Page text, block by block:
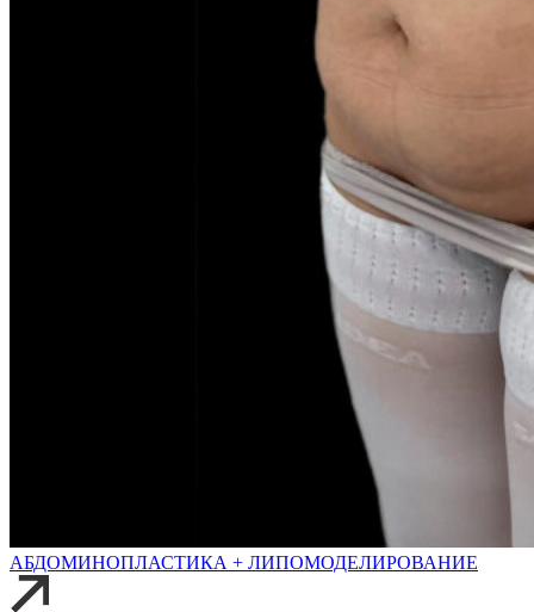
АБДОМИНОПЛАСТИКА + ЛИПОМОДЕЛИРОВАНИЕ